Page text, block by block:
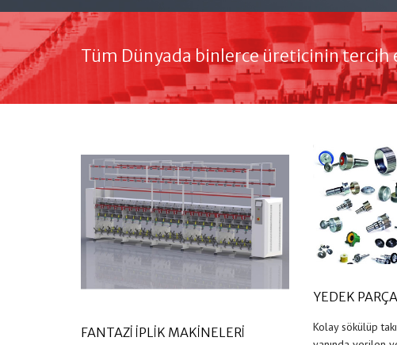
Tüm Dünyada binlerce üreticinin
FANTAZİ İPLİK MAKİNELERİ
YEDEK PARÇA
Kolay sökülüp